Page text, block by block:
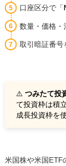
口座区分で「
数量・価格・
取引暗証番号
⚠️ つみたて投
て投資枠は積
成長投資枠を
米国株や米国ETF